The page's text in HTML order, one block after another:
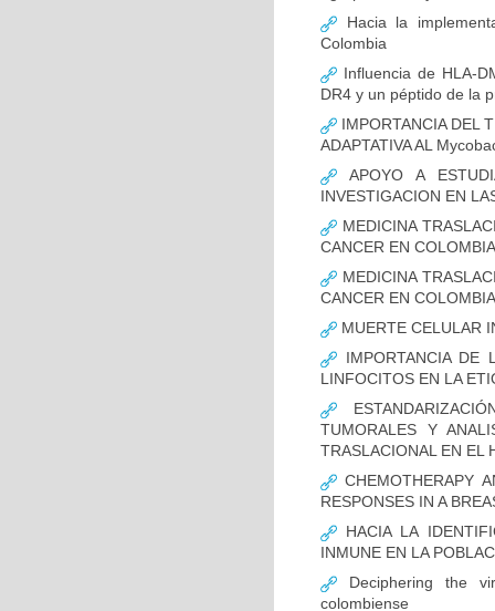
Hacia la
Colombia
Influencia de HLA-
DR4 y un péptido de la
IMPORTANCIA DEL
ADAPTATIVA AL
APOYO A
INVESTIGACION EN
MEDICINA
CANCER EN COLOMBIA
MEDICINA
CANCER EN COLOMBIA
MUERTE CELULAR
IMPORTANCIA DE
LINFOCITOS EN LA
TUMORALES Y
TRASLACIONAL EN EL
CHEMOTHERAPY
RESPONSES IN A
HACIA LA
INMUNE EN LA
Deciphering the
colombiense